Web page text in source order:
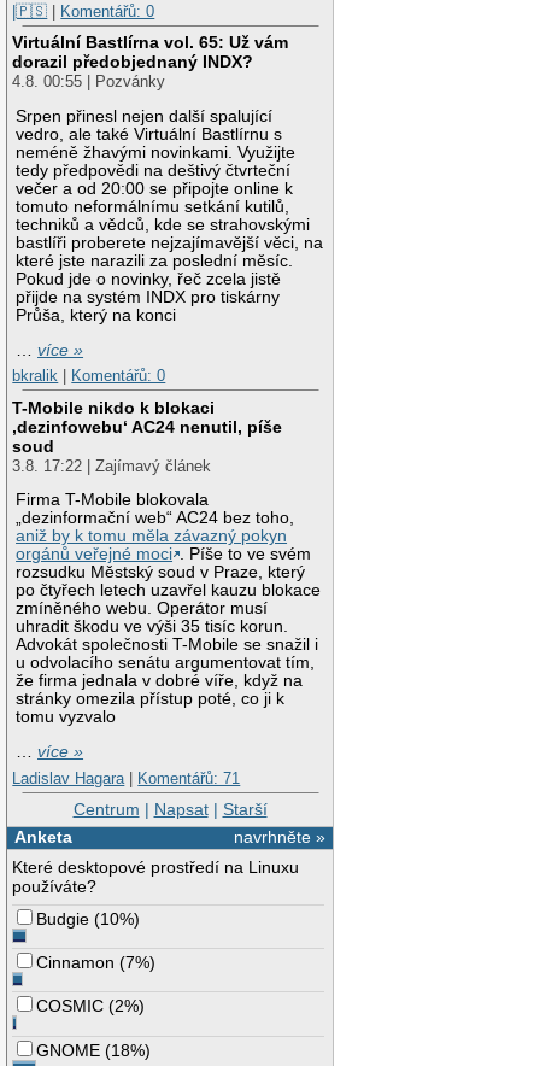
|🇵🇸 | Komentářů: 0
Virtuální Bastlírna vol. 65: Už vám
dorazil předobjednaný INDX?
4.8. 00:55 | Pozvánky
Srpen přinesl nejen další spalující
vedro, ale také Virtuální Bastlírnu s
neméně žhavými novinkami. Využijte
tedy předpovědi na deštivý čtvrteční
večer a od 20:00 se připojte online k
tomuto neformálnímu setkání kutilů,
techniků a vědců, kde se strahovskými
bastlíři proberete nejzajímavější věci, na
které jste narazili za poslední měsíc.
Pokud jde o novinky, řeč zcela jistě
přijde na systém INDX pro tiskárny
Průša, který na konci
…více »
bkralik
Komentářů: 0
T-Mobile nikdo k blokaci
‚dezinfowebu‘ AC24 nenutil, píše
soud
3.8. 17:22 | Zajímavý článek
Firma T-Mobile blokovala
„dezinformační web“ AC24 bez toho,
aniž by k tomu měla závazný pokyn
orgánů veřejné moci . Píše to ve svém
rozsudku Městský soud v Praze, který
po čtyřech letech uzavřel kauzu blokace
zmíněného webu. Operátor musí
uhradit škodu ve výši 35 tisíc korun.
Advokát společnosti T-Mobile se snažil i
u odvolacího senátu argumentovat tím,
že firma jednala v dobré víře, když na
stránky omezila přístup poté, co ji k
tomu vyzvalo
…více »
Ladislav Hagara | Komentářů: 71
Centrum | Napsat| Starší
navrhněte »
Anketa
Které desktopové prostředí na Linuxu
používáte?
Budgie (10%)
Cinnamon (7%)
COSMIC (2%)
GNOME (18%)